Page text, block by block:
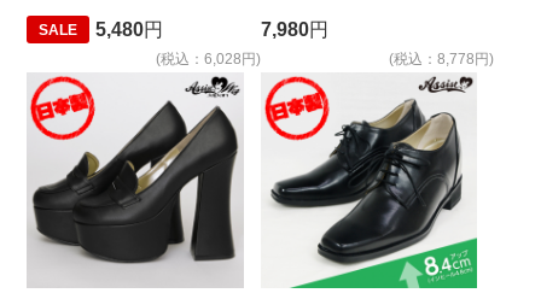
ラック
SALE 5,480円
(税込：6,028円)
7,980円
(税込：8,778円)